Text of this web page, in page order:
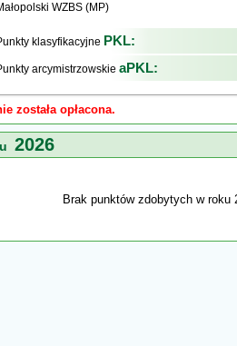
WZBS (MP)
klasyfikacyjne PKL:
arcymistrzowskie aPKL:
została opłacona.
2026
Brak punktów zdobytych w roku